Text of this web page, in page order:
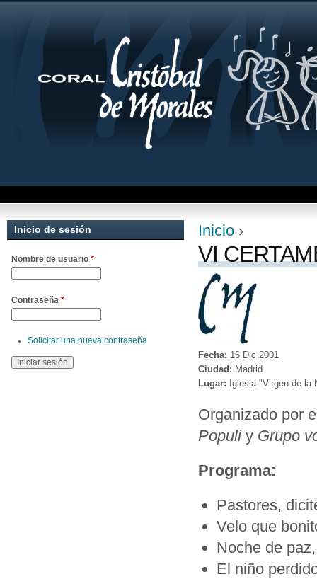
Se encuentra
Inicio ›
VI
Fecha: 16 Dic 2001
Ciudad: Madrid
Lugar: Iglesia "Virgen de la
Organizado por
Populiy Grupo
Programa:
Pastores,
Velo que
Noche de
El niño
Inicio de sesión
Nombre de usuario *
Contraseña *
Solicitar una nueva contraseña